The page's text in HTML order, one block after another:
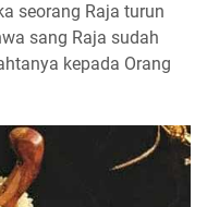
seorang Raja turun
sang Raja sudah
kepada Orang